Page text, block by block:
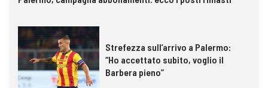
Strefezza sull’arrivo a Palermo:
“Ho accettato subito, voglio il
Barbera pieno”